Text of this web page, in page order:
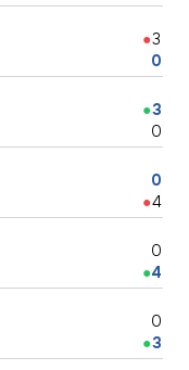
●3
0
●3
0
●
0
4
●
0
4
●
0
3